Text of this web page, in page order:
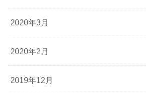
2020年3月
2020年2月
2019年12月